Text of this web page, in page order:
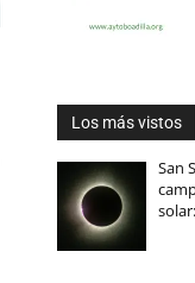
Los más vistos
San